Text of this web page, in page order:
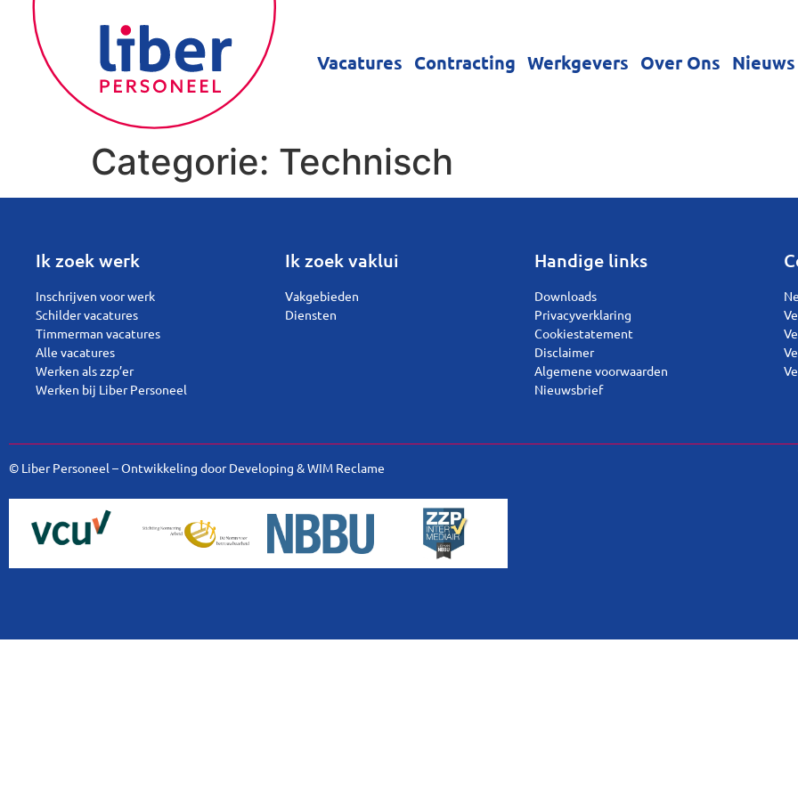
Vacatures Contracting Werkgevers Over Ons Nieuws
Categorie: Technisch
Ik zoek werk
Inschrijven voor werk
Schilder vacatures
Timmerman vacatures
Alle vacatures
Werken als zzp’er
Werken bij Liber Personeel
Ik zoek vaklui
Vakgebieden
Diensten
Handige links
Downloads
Privacyverklaring
Cookiestatement
Disclaimer
Algemene voorwaarden
Nieuwsbrief
© Liber Personeel – Ontwikkeling doorDeveloping &WIM Reclame